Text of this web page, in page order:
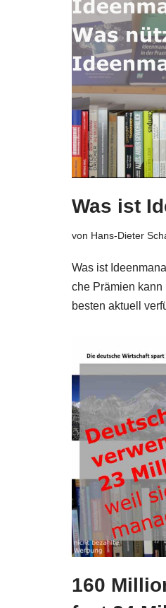
Was ist
von Hans-Dieter
Was ist
che Prä­mi­en kann
besten aktu­ell
160